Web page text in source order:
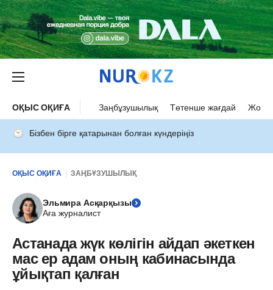
ОҚЫС ОҚИҒА Заңбұзушылық Төтенше жағдай Жол
Бізбен бірге қатарынан болған күндеріңіз
ОҚЫС ОҚИҒА ЗАҢБҰЗУШЫЛЫҚ
Эльмира Асқарқызы
Аға журналист
Астанада жүк көлігін айдап әкеткен
мас ер адам оның кабинасында
ұйықтап қалған